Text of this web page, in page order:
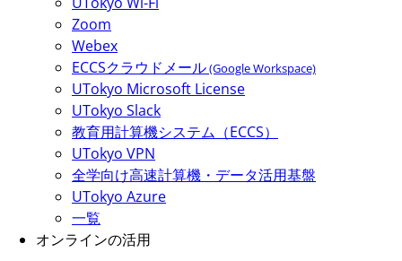
Zoom
Webex
ECCSクラウドメール(Google Workspace)
UTokyo Microsoft License
UTokyo Slack
教育用計算機システム（ECCS）
UTokyo VPN
全学向け高速計算機・データ活用基盤
UTokyo Azure
一覧
オンラインの活用